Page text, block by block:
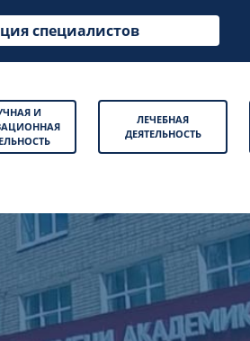
специалистов
И
ЛЕЧЕБНАЯ
ДЕЯТЕЛЬНОСТЬ